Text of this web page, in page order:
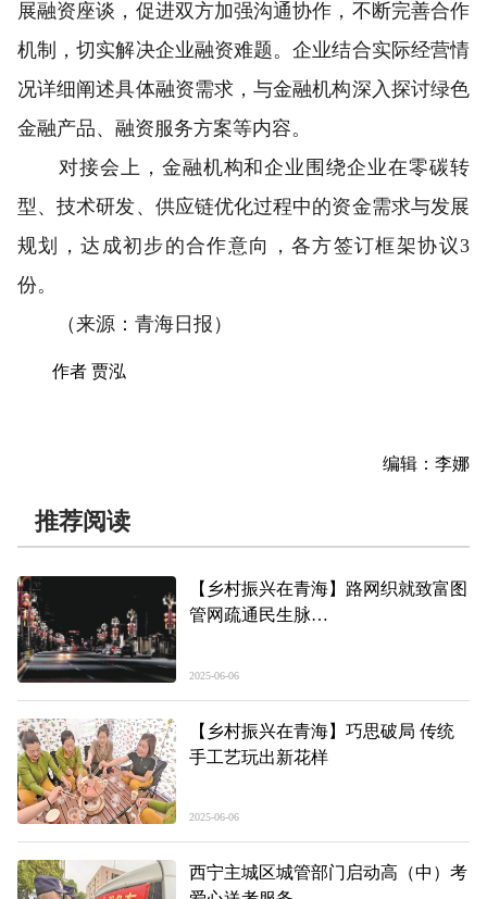
展融资座谈，促进双方加强沟通协作，不断完善合作
机制，切实解决企业融资难题。企业结合实际经营情
况详细阐述具体融资需求，与金融机构深入探讨绿色
金融产品、融资服务方案等内容。
对接会上，金融机构和企业围绕企业在零碳转
型、技术研发、供应链优化过程中的资金需求与发展
规划，达成初步的合作意向，各方签订框架协议3
份。
（来源：青海日报）
作者 贾泓
编辑：李娜
推荐阅读
【乡村振兴在青海】路网织就致富图
管网疏通民生脉
2025-06-06
【乡村振兴在青海】巧思破局 传统
手工艺玩出新花样
2025-06-06
西宁主城区城管部门启动高（中）考